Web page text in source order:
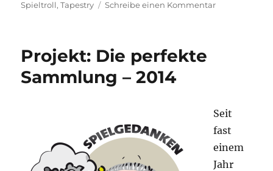
Spieltroll,Tapestry Schreibe einen Kommentarzu
Projekt: Die perfekte
Sammlung – 2014
Seit
fast
einem
Jahr